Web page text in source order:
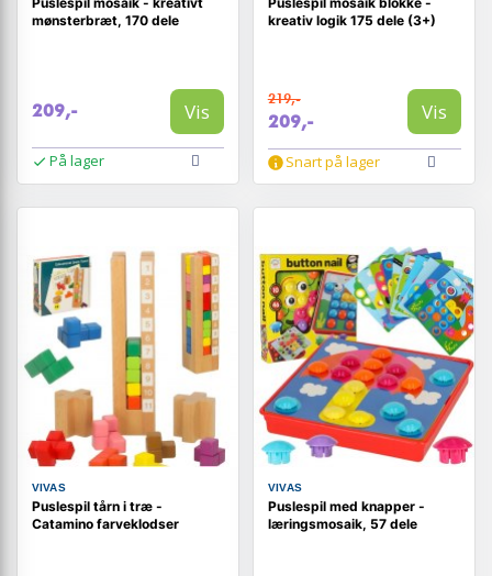
mønsterbræt, 170 dele
209,- Vis
På lager
kreativ logik 175 dele (3+)
219,-
209,- Vis
Snart på lager
VIVAS
Puslespil tårn i træ -
Catamino farveklodser
VIVAS
Puslespil med knapper -
læringsmosaik, 57 dele